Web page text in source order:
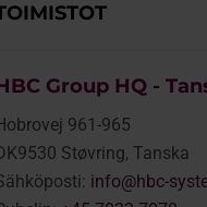
Group HQ -
961-965
Støvring, Tanska
info@hbc-